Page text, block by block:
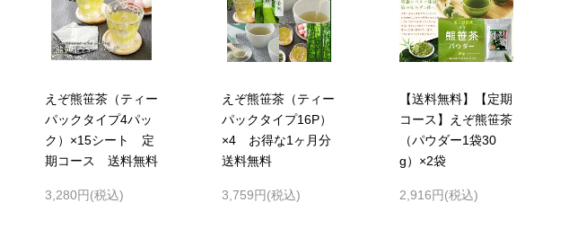
えぞ熊笹茶（ティー
パックタイプ4パッ
ク）×15シート 定
期コース 送料無料
3,280円(税込)
えぞ熊笹茶（ティー
パックタイプ16P）
×4 お得な1ヶ月分
送料無料
3,759円(税込)
【送料無料】【定期
コース】えぞ熊笹茶
（パウダー1袋30
g）×2袋
2,916円(税込)